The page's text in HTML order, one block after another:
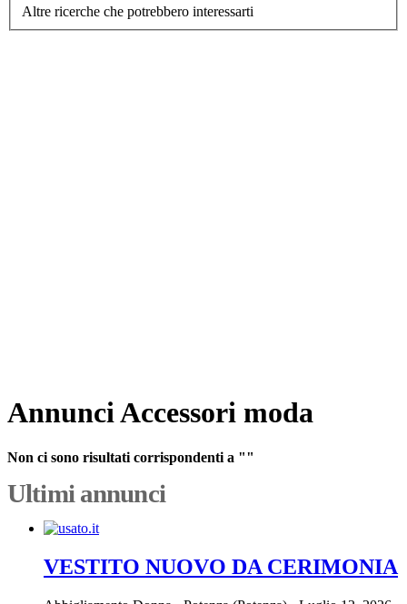
Altre ricerche che potrebbero interessarti
Annunci Accessori moda
Non ci sono risultati corrispondenti a ""
Ultimi annunci
VESTITO NUOVO DA CERIMONIA